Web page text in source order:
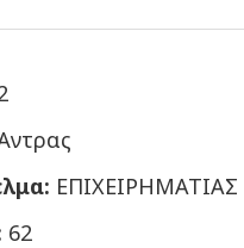
ΕΠΙΧΕΙΡΗΜΑΤΙΑΣ
62